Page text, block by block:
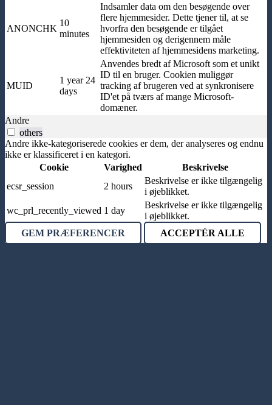
ANONCHK
10
minutes
Indsamler data om den besøgende over
flere hjemmesider. Dette tjener til, at se
hvorfra den besøgende er tilgået
hjemmesiden og derigennem måle
effektiviteten af hjemmesidens marketing.
MUID
1 year 24
days
Anvendes bredt af Microsoft som et unikt
ID til en bruger. Cookien muliggør
tracking af brugeren ved at synkronisere
ID'et på tværs af mange Microsoft-
domæner.
Andre
others
Andre ikke-kategoriserede cookies er dem, der analyseres og endnu
ikke er klassificeret i en kategori.
Cookie
Varighed
Beskrivelse
ecsr_session
2 hours
Beskrivelse er ikke tilgængelig
i øjeblikket.
wc_prl_recently_viewed 1 day
Beskrivelse er ikke tilgængelig
i øjeblikket.
GEM PRÆFERENCER
ACCEPTÉR ALLE